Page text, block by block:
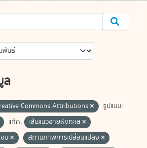
ล
Commons Attributions
รูปแบบ:
แท็ค:
เส้นแนวชายฝั่งทะเล
ม
สถานภาพการเปลี่ยนแปลง